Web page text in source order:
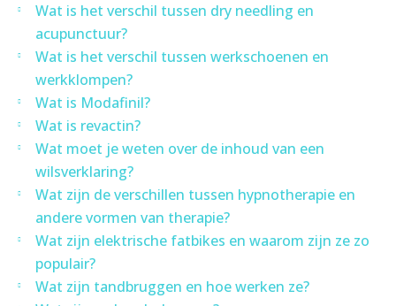
Wat is het verschil tussen dry needling en
acupunctuur?
Wat is het verschil tussen werkschoenen en
werkklompen?
Wat is Modafinil?
Wat is revactin?
Wat moet je weten over de inhoud van een
wilsverklaring?
Wat zijn de verschillen tussen hypnotherapie en
andere vormen van therapie?
Wat zijn elektrische fatbikes en waarom zijn ze zo
populair?
Wat zijn tandbruggen en hoe werken ze?